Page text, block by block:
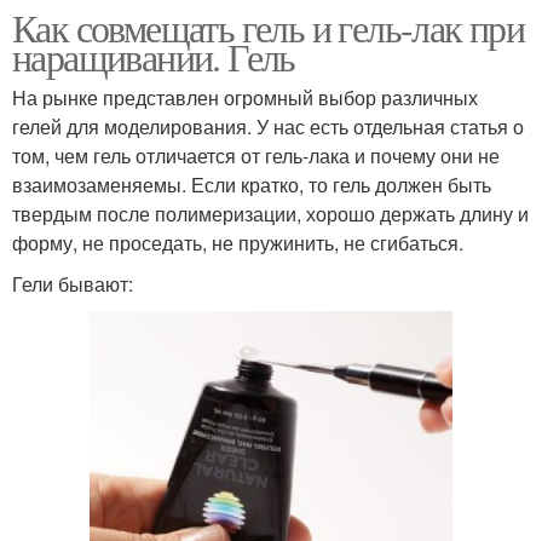
Как совмещать гель и гель-лак при
наращивании. Гель
На рынке представлен огромный выбор различных
гелей для моделирования. У нас есть отдельная статья о
том, чем гель отличается от гель-лака и почему они не
взаимозаменяемы. Если кратко, то гель должен быть
твердым после полимеризации, хорошо держать длину и
форму, не проседать, не пружинить, не сгибаться.
Гели бывают: